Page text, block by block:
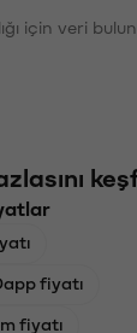
için veri
fiyatı
fiyatı